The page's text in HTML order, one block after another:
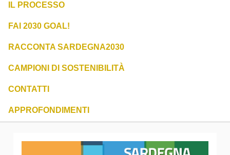
IL PROCESSO
FAI 2030 GOAL!
RACCONTA SARDEGNA2030
CAMPIONI DI SOSTENIBILITÀ
CONTATTI
APPROFONDIMENTI